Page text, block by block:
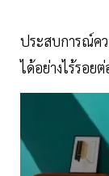
ประสบการณ์ค
ได้อย่างไร้รอยต่